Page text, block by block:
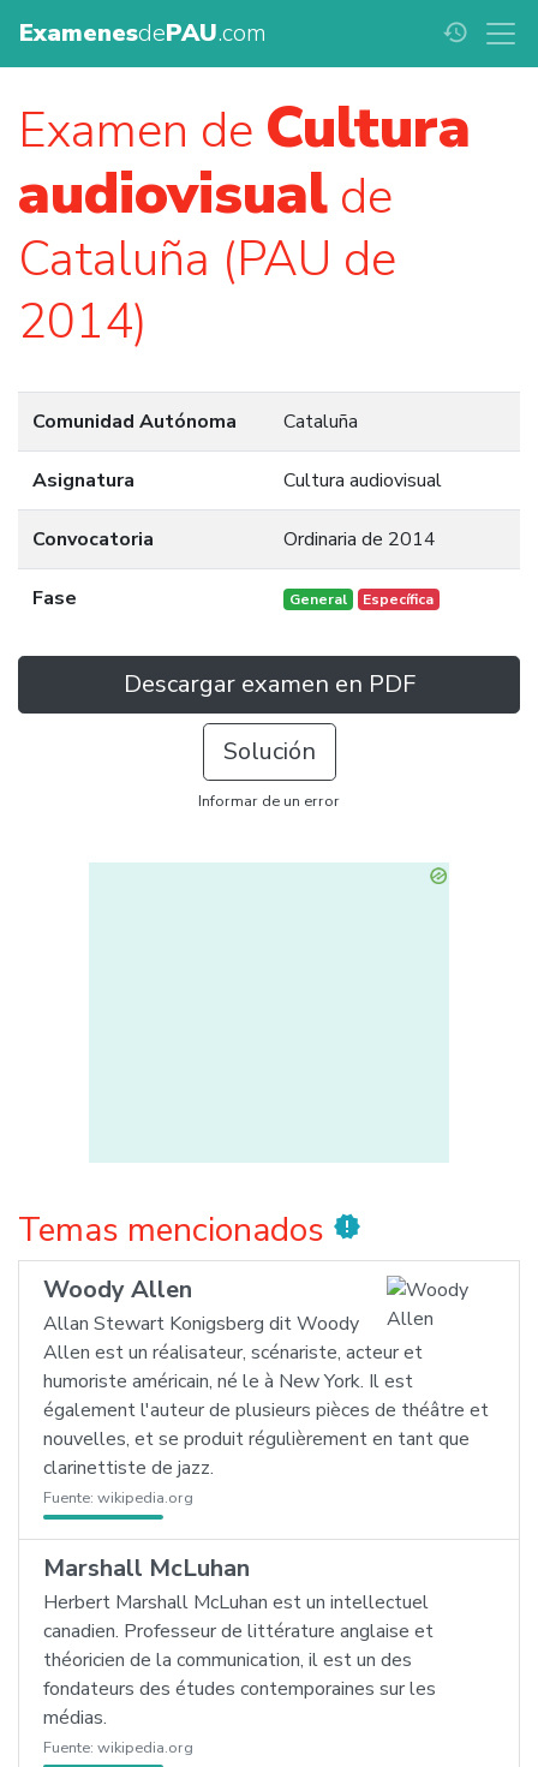
ExamenesdePAU.com history
Examen de Cultura
audiovisual de
Cataluña (PAU de
2014)
Comunidad Autónoma Cataluña
Asignatura Cultura audiovisual
Convocatoria Ordinaria de 2014
Fase General Específica
Descargar examen en PDF
Solución
Informar de un error
Temas mencionados new_releases
Woody Allen
Allan Stewart Konigsberg dit Woody
Allen est un réalisateur, scénariste, acteur et
humoriste américain, né le à New York. Il est
également l'auteur de plusieurs pièces de théâtre et
nouvelles, et se produit régulièrement en tant que
clarinettiste de jazz.
Fuente: wikipedia.org
Marshall McLuhan
Herbert Marshall McLuhan est un intellectuel
canadien. Professeur de littérature anglaise et
théoricien de la communication, il est un des
fondateurs des études contemporaines sur les
médias.
Fuente: wikipedia.org